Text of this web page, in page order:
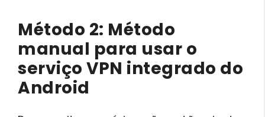
Método 2: Método
manual para usar o
serviço VPN integrado do
Android